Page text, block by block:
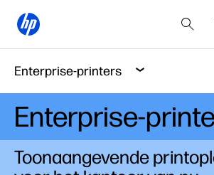
Enterprise-printers
Enterprise-
Toonaangevende